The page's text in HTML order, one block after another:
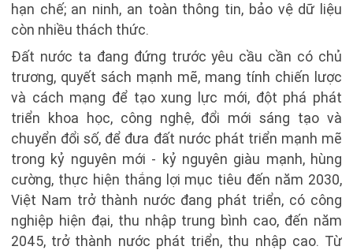
hạn chế; an ninh, an toàn thông tin, bảo vệ dữ liệu
còn nhiều thách thức.
Đất nước ta đang đứng trước yêu cầu cần có chủ
trương, quyết sách mạnh mẽ, mang tính chiến lược
và cách mạng để tạo xung lực mới, đột phá phát
triển khoa học, công nghệ, đổi mới sáng tạo và
chuyển đổi số, để đưa đất nước phát triển mạnh mẽ
trong kỷ nguyên mới - kỷ nguyên giàu mạnh, hùng
cường, thực hiện thắng lợi mục tiêu đến năm 2030,
Việt Nam trở thành nước đang phát triển, có công
nghiệp hiện đại, thu nhập trung bình cao, đến năm
2045, trở thành nước phát triển, thu nhập cao. Từ